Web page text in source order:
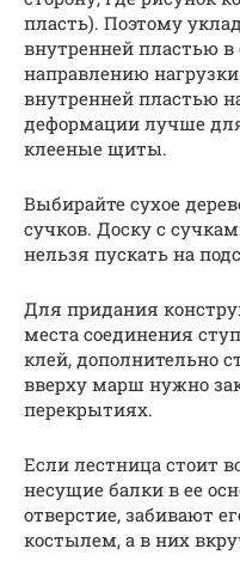
пласть). Поэтому
внутренней пластью
направлению
внутренней пластью
деформации лучше
клееные щиты.
Выбирайте сухое
сучков. Доску с
нельзя пускать на
Для придания
места соединения
клей, дополнительно
вверху марш нужно
перекрытиях.
Если лестница стоит
несущие балки в ее
отверстие, забивают
костылем, а в них